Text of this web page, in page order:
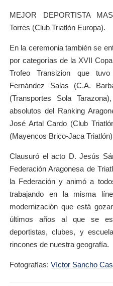
MEJOR DEPORTISTA
Torres (Club Triatlón Europa).
En la ceremonia también se
por categorías de la XVII
Trofeo Transizion que
Fernández Salas (C.A.
(Transportes Sola
absolutos del Ranking
José Artal Cardo (Club
(Mayencos Brico-Jaca
Clausuró el acto D. Jesús
Federación Aragonesa de
la Federación y animó a
trabajando en la misma
modernización que está
últimos años al que se
deportistas, clubes, y
rincones de nuestra geografía.
Fotografías:Víctor Sancho